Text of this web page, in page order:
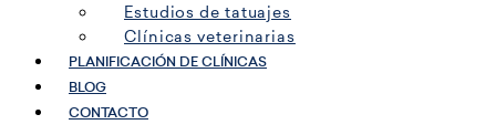
Estudios de tatuajes
Clínicas veterinarias
PLANIFICACIÓN DE CLÍNICAS
BLOG
CONTACTO